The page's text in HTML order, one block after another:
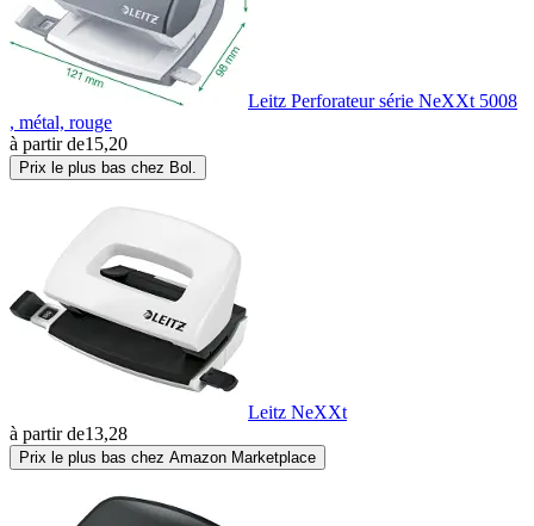
Leitz Perforateur série NeXXt 5008
, métal, rouge
à partir de15,20
Prix le plus bas chez Bol.
Leitz NeXXt
à partir de13,28
Prix le plus bas chez Amazon Marketplace